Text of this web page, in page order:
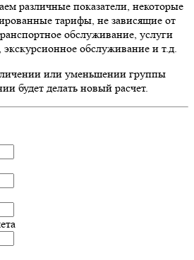
различные показатели, некоторые
тарифы, не зависящие от
обслуживание, услуги
обслуживание и т.д.
или уменьшении группы
будет делать новый расчет.